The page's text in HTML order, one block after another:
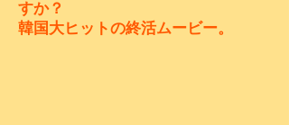
すか？
​韓国大ヒットの終活ムービー。